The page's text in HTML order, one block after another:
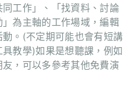
工作」、「找資料、討論
為主軸的工作場域，編輯
。(不定期可能也會有短講
教學)如果是想聽課，例如
，可以多參考其他免費演